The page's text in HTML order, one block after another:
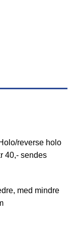
reverse holo
40,- sendes
med mindre